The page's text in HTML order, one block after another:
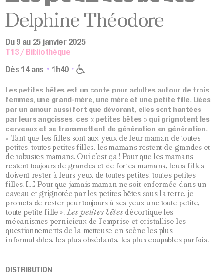
Delphine Théodore
Du 9 au 25 janvier 2025
T13 / Bibliothèque
Dès 14 ans
1h40
Les petites bêtes est un conte pour adultes autour de trois
femmes, une grand-mère, une mère et une petite fille. Liées
par un amour aussi fort que dévorant, elles sont hantées
par leurs angoisses, ces « petites bêtes » qui grignotent les
cerveaux et se transmettent de génération en génération.
« Tant que les filles sont aux yeux de leur maman de toutes
petites, toutes petites filles, les mamans restent de grandes et
de robustes mamans. Oui c’est ça ! Pour que les mamans
restent toujours de grandes et de fortes mamans, leurs filles
doivent rester à leurs yeux de toutes petites, toutes petites
filles. […] Pour que jamais maman ne soit enfermée dans un
caveau et grignotée par les petites bêtes sous la terre, je
promets de rester pour toujours à ses yeux une toute petite,
toute petite fille ». Les petites bêtesdécortique les
mécanismes pernicieux de l’emprise et cristallise les
questionnements de la metteuse en scène les plus
informulables, les plus obsédants, les plus coupables parfois.
DISTRIBUTION